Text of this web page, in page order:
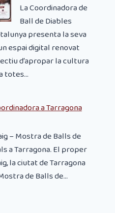
La Coordinadora de
Ball de Diables
presenta la seva
espai digital renovat
d’apropar la cultura
totes...
a Tarragona
– Mostra de Balls de
a Tarragona. El proper
la ciutat de Tarragona
de Balls de...